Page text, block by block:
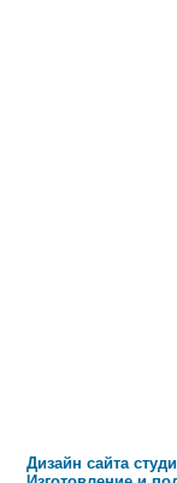
Дизайн сайта